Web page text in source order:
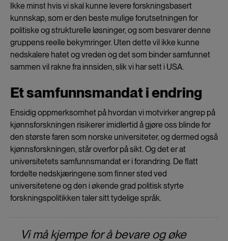
Ikke minst hvis vi skal kunne levere forskningsbasert
kunnskap, som er den beste mulige forutsetningen for
politiske og strukturelle løsninger, og som besvarer denne
gruppens reelle bekymringer. Uten dette vil ikke kunne
nedskalere hatet og vreden og det som binder samfunnet
sammen vil rakne fra innsiden, slik vi har sett i USA.
Et samfunnsmandat i endring
Ensidig oppmerksomhet på hvordan vi motvirker angrep på
kjønnsforskningen risikerer imidlertid å gjøre oss blinde for
den største faren som norske universiteter, og dermed også
kjønnsforskningen, står overfor på sikt. Og det er at
universitetets samfunnsmandat er i forandring. De flatt
fordelte nedskjæringene som finner sted ved
universitetene og den i økende grad politisk styrte
forskningspolitikken taler sitt tydelige språk.
Vi må kjempe for å bevare og øke